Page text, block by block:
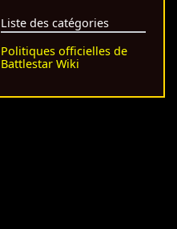
Liste des catégories
Politiques officielles de
Battlestar Wiki